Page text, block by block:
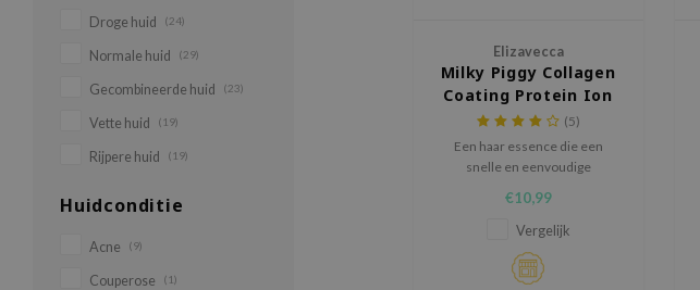
Droge huid (24)
Normale huid (29)
Gecombineerde huid (23)
Vette huid (19)
Rijpere huid (19)
Huidconditie
Acne (9)
Couperose (1)
Elizavecca
Milky Piggy Collagen
Coating Protein Ion
Injection(5)
Een haar essence die een
snelle en eenvoudige
biedt voor pluizig, ruw haar
€10,99
Vergelijk